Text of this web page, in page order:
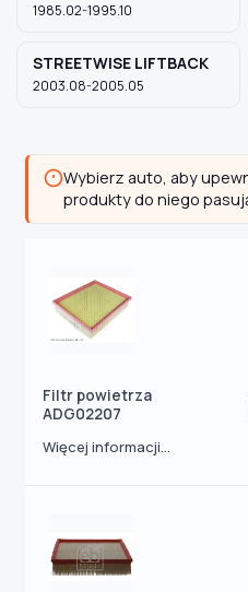
1985.02-1995.10
STREETWISE LIFTBACK
2003.08-2005.05
Wybierz auto, aby
produkty do niego
Filtr powietrza
ADG02207
Więcej informacji...